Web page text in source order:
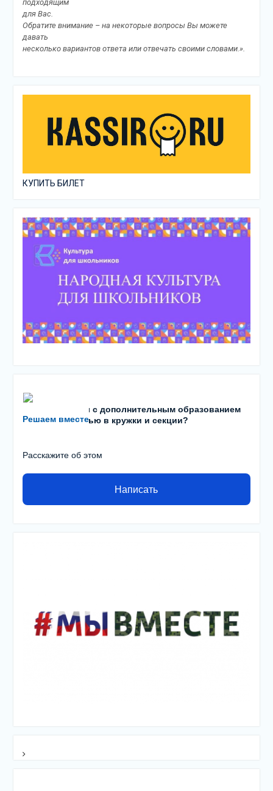
подходящим
для Вас.
Обратите внимание – на некоторые вопросы Вы можете
давать
несколько вариантов ответа или отвечать своими словами.».
КУПИТЬ БИЛЕТ
Решаем вместе
Есть проблемы с дополнительным образованием
детей? С записью в кружки и секции?
Расскажите об этом
Написать